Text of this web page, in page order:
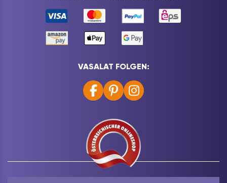
VASALAT FOLGEN: